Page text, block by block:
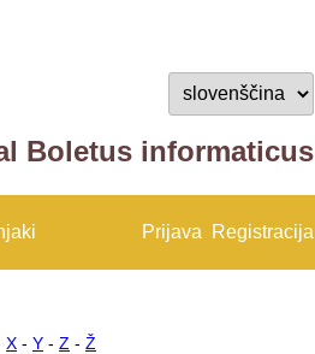
Boletus informaticus
Prijava Registracija
X - Y - Z - Ž